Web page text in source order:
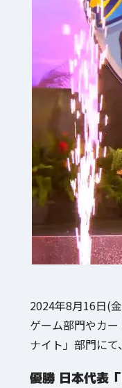
2024年8月16日(
ゲーム部門やカ
ナイト」部門に
優勝 日本代表「